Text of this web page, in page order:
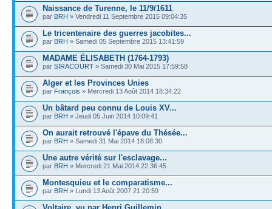
Naissance de Turenne, le 11/9/1611
par BRH » Vendredi 11 Septembre 2015 09:04:35
Le tricentenaire des guerres jacobites...
par BRH » Samedi 05 Septembre 2015 13:41:59
MADAME ÉLISABETH (1764-1793)
par SIRACOURT » Samedi 30 Mai 2015 17:59:58
Alger et les Provinces Unies
par François » Mercredi 13 Août 2014 18:34:22
Un bâtard peu connu de Louis XV...
par BRH » Jeudi 05 Juin 2014 10:09:41
On aurait retrouvé l'épave du Thésée...
par BRH » Samedi 31 Mai 2014 18:08:30
Une autre vérité sur l'esclavage...
par BRH » Mercredi 21 Mai 2014 22:36:45
Montesquieu et le comparatisme...
par BRH » Lundi 13 Août 2007 21:20:59
Voltaire, vu par Henri Guillemin